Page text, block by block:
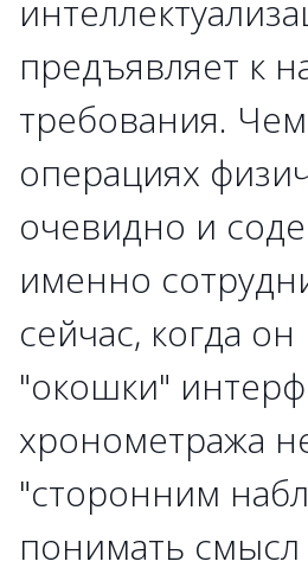
предъявляет к
требования.
операциях
очевидно и
именно
сейчас, когда
"окошки"
хронометража
"сторонним
понимать